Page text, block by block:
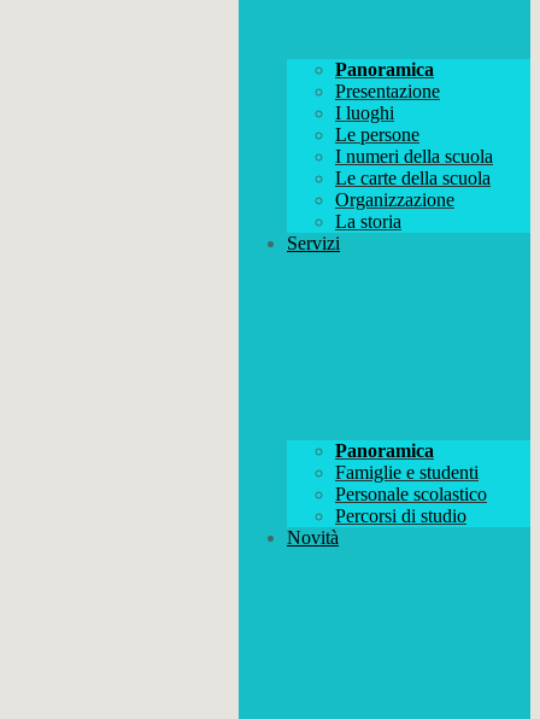
Panoramica
Presentazione
I luoghi
Le persone
I numeri della scuola
Le carte della scuola
Organizzazione
La storia
Servizi
Panoramica
Famiglie e studenti
Personale scolastico
Percorsi di studio
Novità